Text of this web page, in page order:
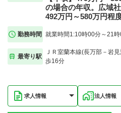
の場合の年収。広域
492万円～580万円程
勤務時間 就業時間1:10時00分～21時
最寄り駅
ＪＲ室蘭本線(長万部－岩
歩16分
求人情報 法人情報